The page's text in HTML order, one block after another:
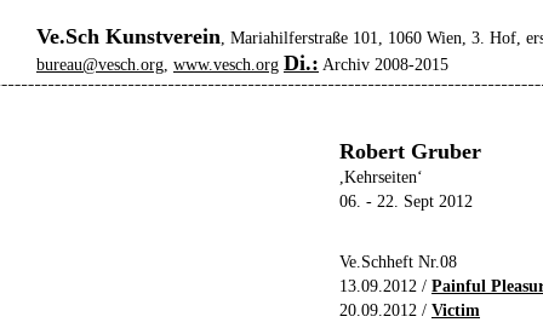
Ve.Sch Kunstverein, Mariahilferstraße 101, 1060 Wien, 3. Hof,
bureau@vesch.org, www.vesch.org Di.: Archiv 2008-2015
Robert Gruber
,Kehrseiten‘
06. - 22. Sept 2012
Ve.Schheft Nr.08
13.09.2012 / Painful
20.09.2012 / Victim